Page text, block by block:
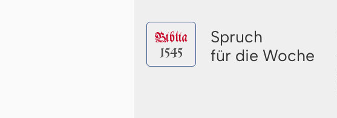
Biblia
1545
Spruch
für die Woche